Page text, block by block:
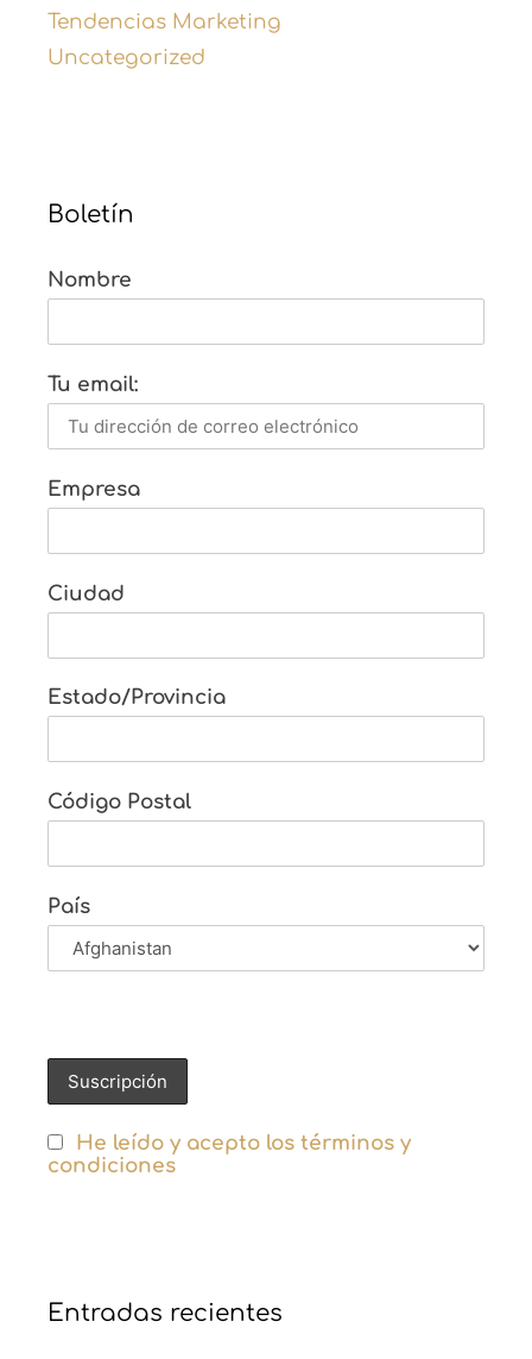
Tendencias Marketing
Uncategorized
Boletín
Nombre
Tu email:
Empresa
Ciudad
Estado/Provincia
Código Postal
País
He leído y acepto los términos y
condiciones
Entradas recientes